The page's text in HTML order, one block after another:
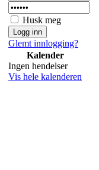
Husk meg
Glemt innlogging?
Kalender
Ingen hendelser
Vis hele kalenderen